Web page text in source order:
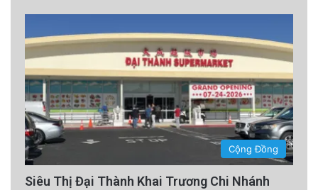
Cộng Đồng
Siêu Thị Đại Thành Khai Trương Chi Nhánh